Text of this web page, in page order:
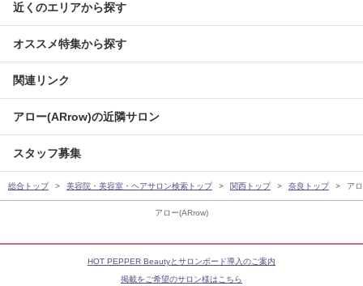
アロー(ARrow)
近くのエリアから探す
オススメ特集から探す
関連リンク
アロー(ARrow)の近隣サロン
スタッフ募集
総合トップ 美容院・美容室・ヘアサロン検索トップ 関西トップ 奈良トップ ア
HOT PEPPER Beautyとサロンボード導入のご案内
掲載をご希望のサロン様はこちら